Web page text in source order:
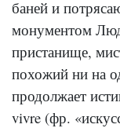
баней и
монументом
пристанище,
похожий ни на
продолжает
vivre (фр.